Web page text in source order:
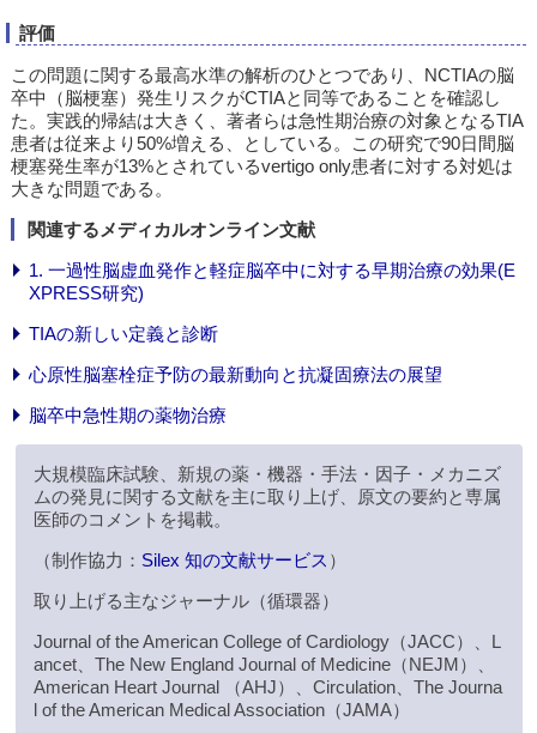
評価
この問題に関する最高水準の解析のひとつであり、NCTIAの脳
卒中（脳梗塞）発生リスクがCTIAと同等であることを確認し
た。実践的帰結は大きく、著者らは急性期治療の対象となるTIA
患者は従来より50%増える、としている。この研究で90日間脳
梗塞発生率が13%とされているvertigo only患者に対する対処は
大きな問題である。
関連するメディカルオンライン文献
1. 一過性脳虚血発作と軽症脳卒中に対する早期治療の効果(E
XPRESS研究)
TIAの新しい定義と診断
心原性脳塞栓症予防の最新動向と抗凝固療法の展望
脳卒中急性期の薬物治療
大規模臨床試験、新規の薬・機器・手法・因子・メカニズ
ムの発見に関する文献を主に取り上げ、原文の要約と専属
医師のコメントを掲載。
（制作協力： Silex 知の文献サービス ）
取り上げる主なジャーナル（循環器）
Journal of the American College of Cardiology（JACC）、L
ancet、The New England Journal of Medicine（NEJM）、
American Heart Journal （AHJ）、Circulation、The Journa
l of the American Medical Association（JAMA）